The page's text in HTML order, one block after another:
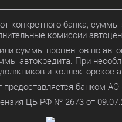
от конкретного банка,
комиссии
суммы процентов по
автокредита. При
и коллекторское
предоставляется банком АО
ЦБ РФ № 2673 от